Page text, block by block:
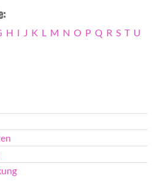
H I J K L M N O P Q R S T U